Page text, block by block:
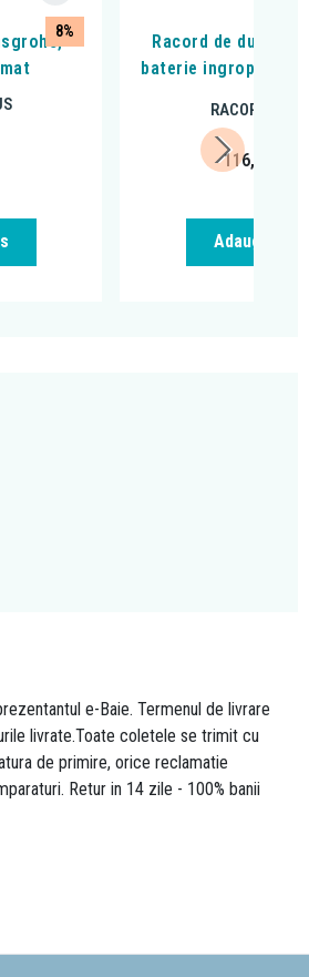
8%
Racord de dus,
baterie ingropata,
RACORDURI
116,99
Adauga in
e-Baie. Termenul de livrare
livrate.Toate coletele se trimit cu
de primire, orice reclamatie
Retur in 14 zile - 100% banii